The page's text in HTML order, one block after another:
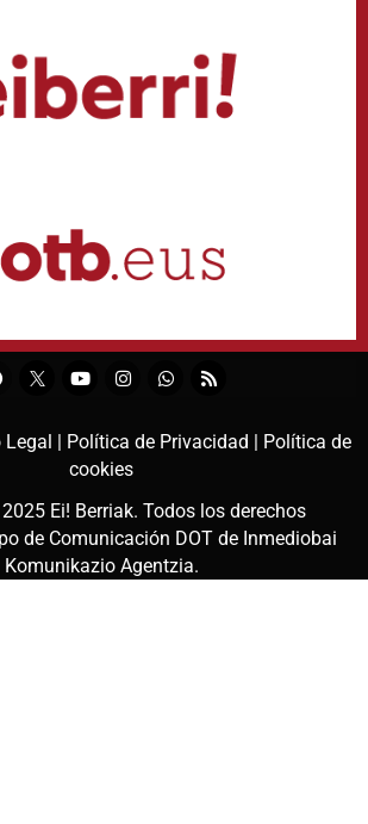
| Política de Privacidad |
Política de
cookies
Ei! Berriak. Todos los derechos
de Comunicación DOT de Inmediobai
Komunikazio Agentzia.